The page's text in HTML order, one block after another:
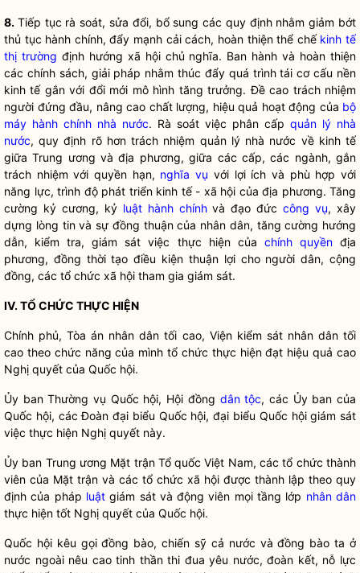
8. Tiếp tục rà soát, sửa đổi, bổ sung các quy định nhằm giảm bớt
thủ tục hành chính, đẩy mạnh cải cách, hoàn thiện thể chế kinh tế
thị trường định hướng xã hội chủ nghĩa. Ban hành và hoàn thiện
các chính sách, giải pháp nhằm thúc đẩy quá trình tái cơ cấu nền
kinh tế gắn với đổi mới mô hình tăng trưởng. Đề cao trách nhiệm
người đứng đầu, nâng cao chất lượng, hiệu quả hoạt động của bộ
máy hành chính nhà nước. Rà soát việc phân cấp quản lý nhà
nước, quy định rõ hơn trách nhiệm quản lý nhà nước về kinh tế
giữa Trung ương và địa phương, giữa các cấp, các ngành, gắn
trách nhiệm với quyền hạn, nghĩa vụ với lợi ích và phù hợp với
năng lực, trình độ phát triển kinh tế - xã hội của địa phương. Tăng
cường kỷ cương, kỷ luật hành chínhvà đạo đứccông vụ, xây
dựng lòng tin và sự đồng thuận của nhân dân, tăng cường hướng
dẫn, kiểm tra, giám sát việc thực hiện của chính quyềnđịa
phương, đồng thời tạo điều kiện thuận lợi cho người dân, cộng
đồng, các tổ chức xã hội tham gia giám sát.
IV.TỔCHỨC THỰC HIỆN
Chính phủ, Tòa án nhân dân tối cao, Viện kiểm sát nhân dân tối
cao theo chức năng của mình tổ chức thực hiện đạt hiệu quả cao
Nghị quyết của Quốc hội.
Ủy ban Thường vụ Quốc hội, Hội đồng dân tộc, các Ủy ban của
Quốc hội, các Đoàn đại biểu Quốc hội, đại biểu Quốc hộigiám sát
việc thực hiện Nghị quyết này.
Ủy ban Trung ương Mặt trận Tổ quốc Việt Nam, các tổ chức thành
viên của Mặt trận và các tổ chức xã hội được thành lập theo quy
định của pháp luậtgiám sát và động viên mọi tầng lớp nhân dân
thực hiện tốt Nghị quyết của Quốc hội.
Quốc hộikêu gọi đồng bào, chiến sỹ cả nước và đồng bào ta ở
nước ngoài nêu cao tinh thần thi đua yêu nước, đoàn kết, nỗ lực